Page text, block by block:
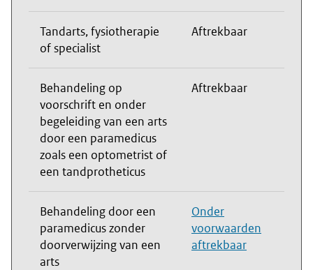
Tandarts, fysiotherapie
of specialist
Aftrekbaar
Behandeling op
voorschrift en onder
begeleiding van een arts
door een paramedicus
zoals een optometrist of
een tandprotheticus
Aftrekbaar
Behandeling door een
paramedicus zonder
doorverwijzing van een
arts
Onder
voorwaarden
aftrekbaar